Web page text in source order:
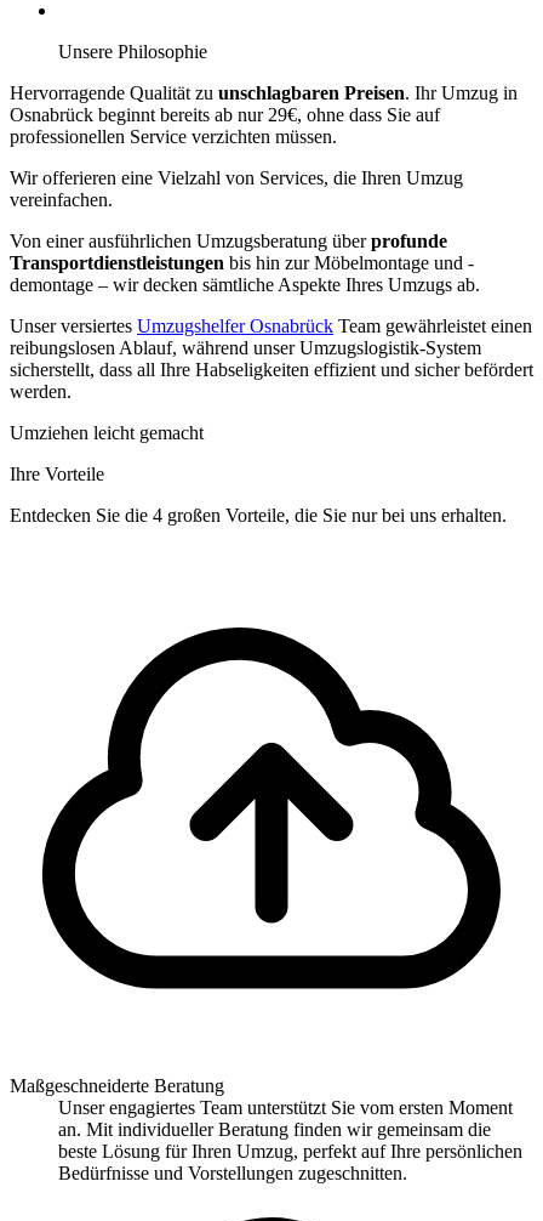
Unsere Philosophie
Hervorragende Qualität zu unschlagbaren Preisen. Ihr Umzug in
Osnabrück beginnt bereits ab nur 29€, ohne dass Sie auf
professionellen Service verzichten müssen.
Wir offerieren eine Vielzahl von Services, die Ihren Umzug
vereinfachen.
Von einer ausführlichen Umzugsberatung überprofunde
Transportdienstleistungen bis hin zur Möbelmontage und -
demontage – wir decken sämtliche Aspekte Ihres Umzugs ab.
Unser versiertes Umzugshelfer Osnabrück Team gewährleistet einen
reibungslosen Ablauf, während unser Umzugslogistik-System
sicherstellt, dass all Ihre Habseligkeiten effizient und sicher befördert
werden.
Umziehen leicht gemacht
Ihre Vorteile
Entdecken Sie die 4 großen Vorteile, die Sie nur bei uns erhalten.
Maßgeschneiderte Beratung
Unser engagiertes Team unterstützt Sie vom ersten Moment
an. Mit individueller Beratung finden wir gemeinsam die
beste Lösung für Ihren Umzug, perfekt auf Ihre persönlichen
Bedürfnisse und Vorstellungen zugeschnitten.